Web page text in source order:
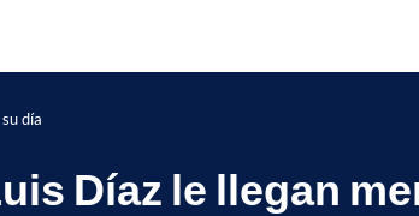
día
Díaz le llegan